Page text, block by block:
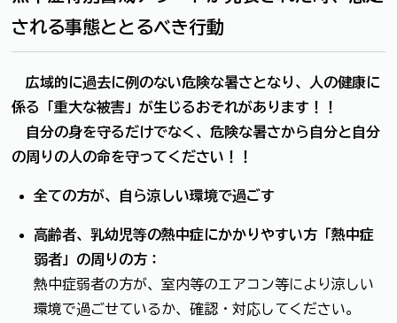
される事態ととるべき行動
広域的に過去に例のない危険な暑さとなり、人の健康に
係る「重大な被害」が生じるおそれがあります！！
自分の身を守るだけでなく、危険な暑さから自分と自分
の周りの人の命を守ってください！！
全ての方が、自ら涼しい環境で過ごす
高齢者、乳幼児等の熱中症にかかりやすい方「熱中症
弱者」の周りの方：
熱中症弱者の方が、室内等のエアコン等により涼しい
環境で過ごせているか、確認・対応してください。